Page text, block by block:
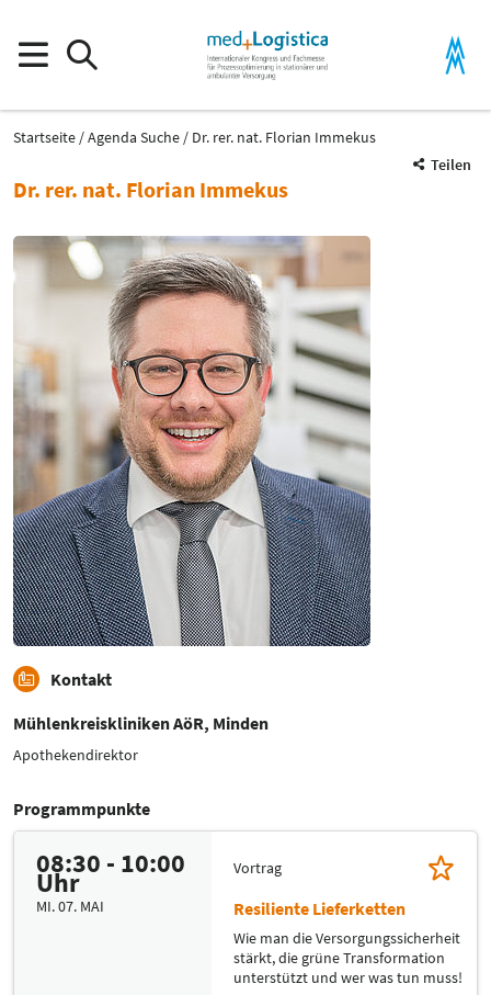
Startseite Agenda Suche
Dr. rer. nat. Florian Immekus
Teilen
Dr. rer. nat. Florian Immekus
Kontakt
Mühlenkreiskliniken AöR, Minden
Apothekendirektor
Programmpunkte
08:30 - 10:00
Uhr
MI. 07. MAI
Vortrag
Resiliente Lieferketten
Wie man die Versorgungssicherheit
stärkt, die grüne Transformation
unterstützt und wer was tun muss!